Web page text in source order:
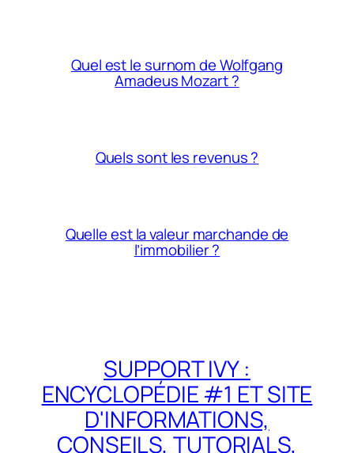
Quel est le surnom de Wolfgang
Amadeus Mozart ?
Quels sont les revenus ?
Quelle est la valeur marchande de
l’immobilier ?
SUPPORT IVY :
ENCYCLOPÉDIE #1 ET SITE
D'INFORMATIONS,
CONSEILS, TUTORIALS,